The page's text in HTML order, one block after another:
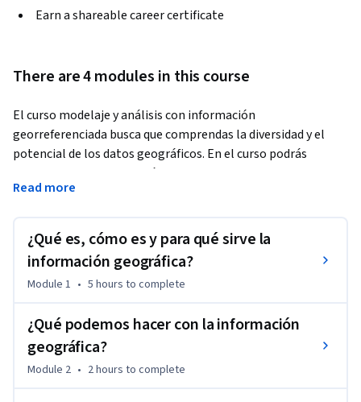
Earn a shareable career certificate
There are 4 modules in this course
El curso modelaje y análisis con información
georreferenciada busca que comprendas la diversidad y el
potencial de los datos geográficos. En el curso podrás
utilizarlos en ejemplos básicos para modelar, procesar y
analizar problemas donde la ubicación juega un rol
te permiten un primer acercamiento práctico para el
procesamiento de este tipo de datos no tradicionales.
El curso está dirigido a personas con intereses relacionados a
explorar la información geográfica, uso de plataformas para
el manejo de información de observación de la tierra, que
tengan buen nivel de comprensión lectora en inglés, sepan
leer mapas y tengan conocimiento básico sobre
programación. El lenguaje utilizado es Python y se proveen
Read more
¿Qué es, cómo es y para qué sirve la
información geográfica?
Module 1 • 5 hours to complete
¿Qué podemos hacer con la información
geográfica?
Module 2 • 2 hours to complete